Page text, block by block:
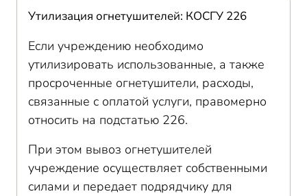
Утилизация огнетушителей: КОСГУ 226
Если учреждению необходимо
утилизировать использованные, а также
просроченные огнетушители, расходы,
связанные с оплатой услуги, правомерно
относить на подстатью 226.
При этом вывоз огнетушителей
учреждение осуществляет собственными
силами и передает подрядчику для